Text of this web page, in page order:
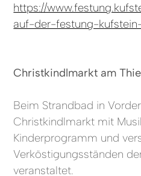
https://
auf-der-festung-
Christkindlmarkt am
Beim Strandbad in
Christkindlmarkt mit
Kinderprogramm und
Verköstigungsständen
veranstaltet.